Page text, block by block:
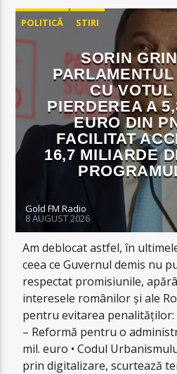
POLITICĂ STIRI
SORIN
CU VOTUL
PIERDEREA A
EURO DIN
FACILITAT
16,7 MILIARDE
Gold FM Radio
8 AUGUST 2026
Am deblocat astfel, în
ceea ce Guvernul demis nu
respectat promisiunile,
interesele românilor și ale
pentru evitarea penalităților:
– Reformă pentru o
mil. euro •⁠ ⁠⁠Codul
prin digitalizare, scurtează